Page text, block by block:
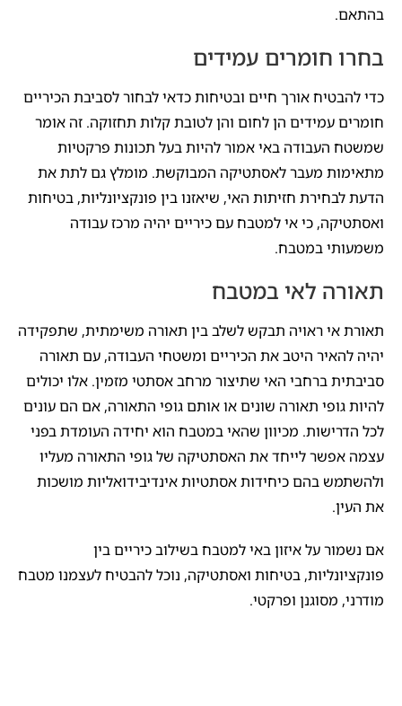
בהתאם.
בחרו חומרים עמידים
כדי להבטיח אורך חיים ובטיחות כדאי לבחור לסביבת הכיריים
חומרים עמידים הן לחום והן לטובת קלות תחזוקה. זה אומר
שמשטח העבודה באי אמור להיות בעל תכונות פרקטיות
מתאימות מעבר לאסתטיקה המבוקשת. מומלץ גם לתת את
הדעת לבחירת חזיתות האי, שיאזנו בין פונקציונליות, בטיחות
ואסתטיקה, כי אי למטבח עם כיריים יהיה מרכז עבודה
משמעותי במטבח.
תאורה לאי במטבח
תאורת אי ראויה תבקש לשלב בין תאורה משימתית, שתפקידה
יהיה להאיר היטב את הכיריים ומשטחי העבודה, עם תאורה
סביבתית ברחבי האי שתיצור מרחב אסתטי מזמין. אלו יכולים
להיות גופי תאורה שונים או אותם גופי התאורה, אם הם עונים
לכל הדרישות. מכיוון שהאי במטבח הוא יחידה העומדת בפני
עצמה אפשר לייחד את האסתטיקה של גופי התאורה מעליו
ולהשתמש בהם כיחידות אסתטיות אינדיבידואליות מושכות
את העין.
אם נשמור על איזון באי למטבח בשילוב כיריים בין
פונקציונליות, בטיחות ואסתטיקה, נוכל להבטיח לעצמנו מטבח
מודרני, מסוגנן ופרקטי.